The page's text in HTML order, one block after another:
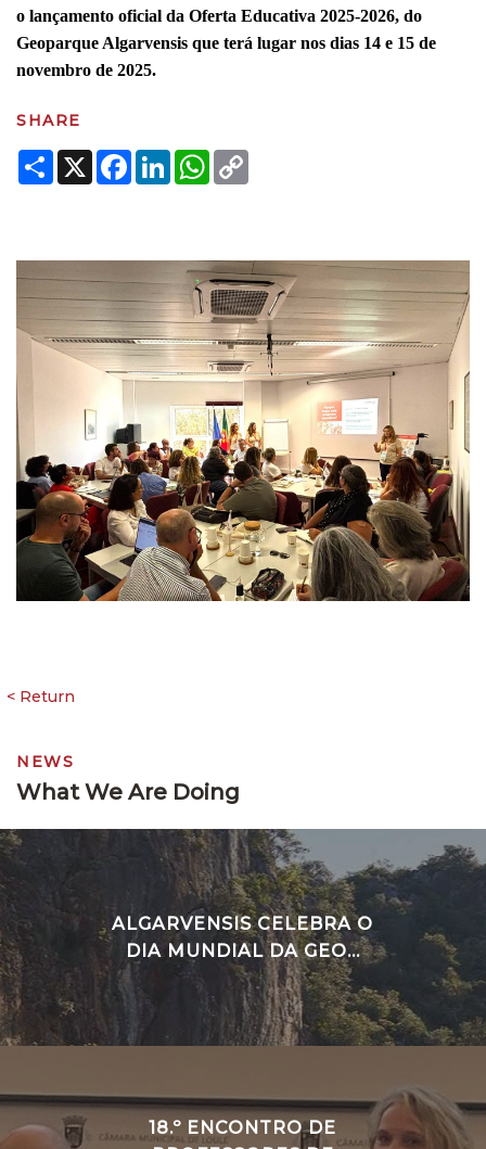
o lançamento oficial da Oferta Educativa 2025-2026, do
Geoparque Algarvensis que terá lugar nos dias 14 e 15 de
novembro de 2025.
SHARE
Share
X Facebook
LinkedInWhatsApp
NEWS
What We Are Doing
ALGARVENSIS CELEBRA O
DIA MUNDIAL DA GEO...
18.º ENCONTRO DE